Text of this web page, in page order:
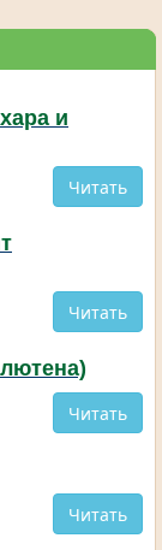
и
Читать
Читать
Читать
Читать